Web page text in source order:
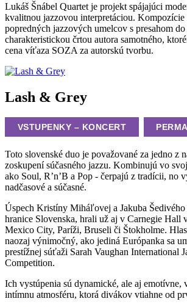
Lukáš Šnábel Quartet je projekt spájajúci
kvalitnou jazzovou interpretáciou.
popredných jazzových umelcov s presahom do
charakteristickou črtou autora samotného,
cena víťaza SOZA za autorskú tvorbu.
Lash & Grey
VSTUPENKY – KONCERT
Toto slovenské duo je považované za jedno z
zoskupení súčasného jazzu. Kombinujú vo
ako Soul, R’n’B a Pop - čerpajú z tradícii, no
nadčasové a súčasné.
Úspech Kristíny Miháľovej a Jakuba Šedivého
hranice Slovenska, hrali už aj v Carnegie Hall
Mexico City, Paríži, Bruseli či Štokholme.
naozaj výnimočný, ako jediná Európanka sa
prestížnej súťaži Sarah Vaughan International
Competition.
Ich vystúpenia sú dynamické, ale aj emotívne,
intímnu atmosféru, ktorá divákov vtiahne od